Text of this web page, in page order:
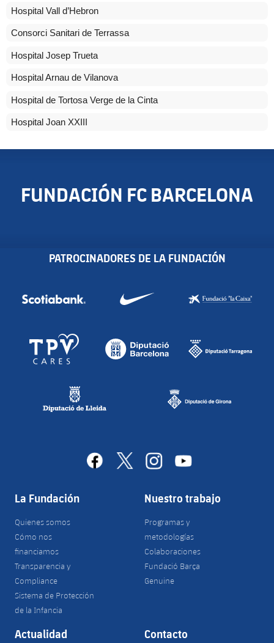
Hospital Vall d’Hebron
Consorci Sanitari de Terrassa
Hospital Josep Trueta
Hospital Arnau de Vilanova
Hospital de Tortosa Verge de la Cinta
Hospital Joan XXIII
FUNDACIÓN FC BARCELONA
PATROCINADORES DE LA FUNDACIÓN
facebook
x instagramyoutube
La Fundación
Quienes somos
Cómo nos
financiamos
Transparencia y
Compliance
Sistema de Protección
de la Infancia
Nuestro trabajo
Programas y
metodologías
Colaboraciones
Fundació Barça
Genuine
Actualidad Contacto